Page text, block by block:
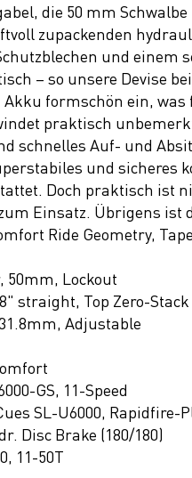
die 50 mm
zupackenden
und
– so unsere Devise
Akku formschön ein,
praktisch
schnelles Auf- und
und sicheres
Doch praktisch ist
Einsatz. Übrigens ist
Ride Geometry,
50mm, Lockout
8" straight, Top Zero-
Adjustable
GS, 11-Speed
SL-U6000, Rapidfire-
Disc Brake (180/180)
11-50T